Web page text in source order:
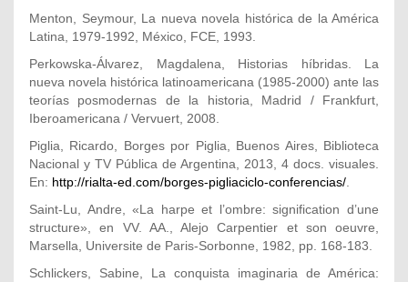
Menton, Seymour, La nueva novela histórica de la América
Latina, 1979-1992, México, FCE, 1993.
Perkowska-Álvarez, Magdalena, Historias híbridas. La
nueva novela histórica latinoamericana (1985-2000) ante las
teorías posmodernas de la historia, Madrid / Frankfurt,
Iberoamericana / Vervuert, 2008.
Piglia, Ricardo, Borges por Piglia, Buenos Aires, Biblioteca
Nacional y TV Pública de Argentina, 2013, 4 docs. visuales.
En: http://rialta-ed.com/borges-pigliaciclo-conferencias/
Saint-Lu, Andre, «La harpe et l’ombre: signification d’une
structure», en VV. AA., Alejo Carpentier et son oeuvre,
Marsella, Universite de Paris-Sorbonne, 1982, pp. 168-183.
Schlickers, Sabine, La conquista imaginaria de América: